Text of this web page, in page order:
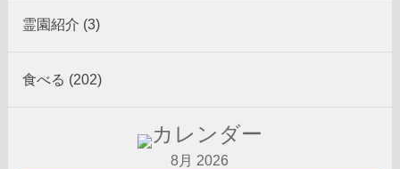
霊園紹介 (3)
食べる (202)
8月 2026